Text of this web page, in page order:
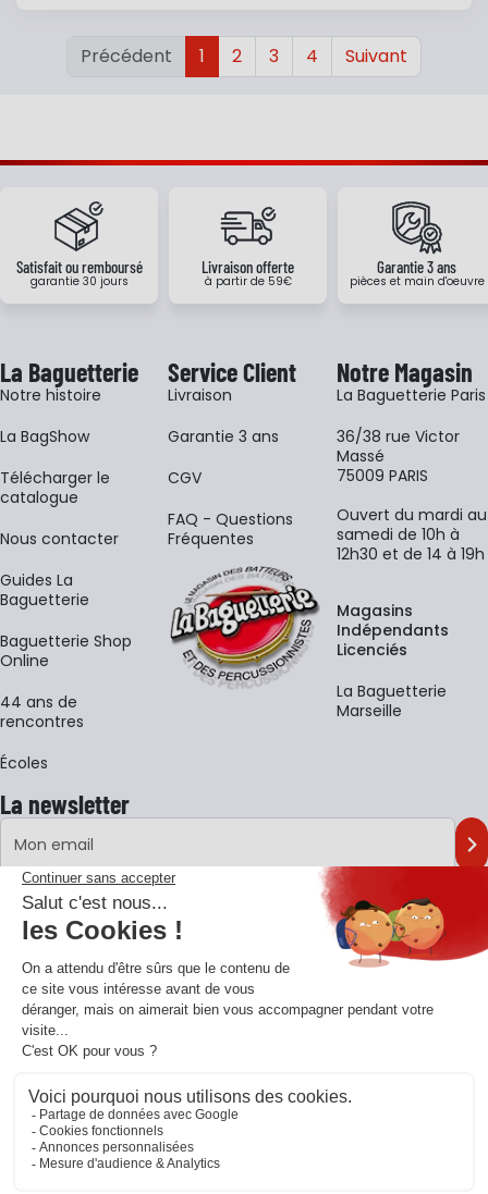
Précédent 1 2 3 4 Suivant
Satisfait ou remboursé
garantie 30 jours
Livraison offerte
à partir de 59€
Garantie 3 ans
pièces et main d'oeuvre
La Baguetterie
Notre histoire
La BagShow
​Télécharger le
catalogue
Nous contacter
Guides La
Baguetterie
Baguetterie Shop
Online
44 ans de
rencontres
Écoles
Service Client
Livraison
Garantie 3 ans
CGV
FAQ - Questions
Fréquentes
Notre Magasin
La Baguetterie Paris
36/38 rue Victor
Massé
75009 PARIS
Ouvert du mardi au
samedi de 10h à
12h30 et de 14 à 19h
Magasins
Indépendants
Licenciés
La Baguetterie
Marseille
La newsletter
Adresse e-mail
En vous inscrivant à notre newsletter, vous acceptez notre
confidentialité
Retrouvons-nous sur